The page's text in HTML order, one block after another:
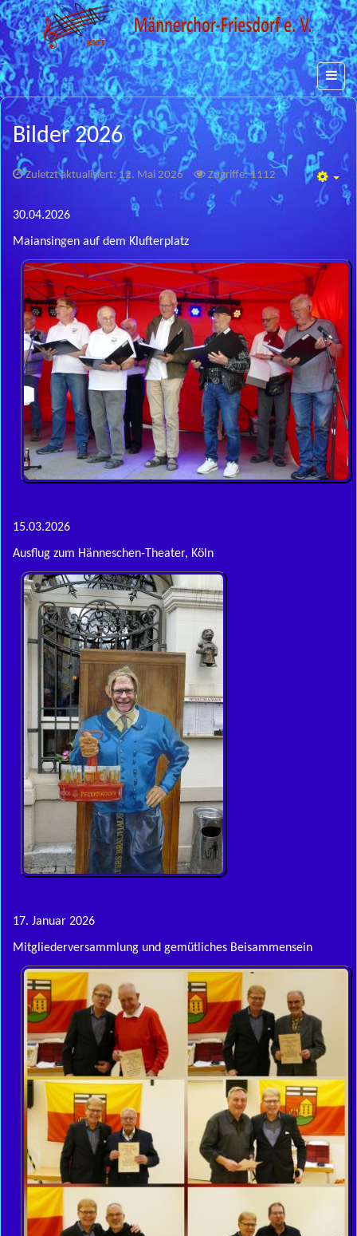
Bilder 2026
Zuletzt aktualisiert: 12. Mai 2026 Zugriffe: 1112
30.04.2026
Maiansingen auf dem Klufterplatz
15.03.2026
Ausflug zum Hänneschen-Theater, Köln
17. Januar 2026
Mitgliederversammlung und gemütliches Beisammensein